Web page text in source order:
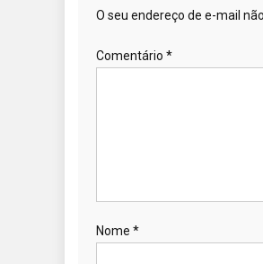
O seu endereço de e-mail
Comentário *
Nome *